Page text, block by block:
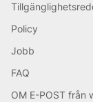
Policy
Jobb
FAQ
OM E-POST från